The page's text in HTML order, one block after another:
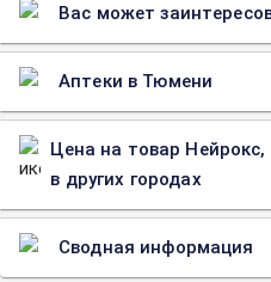
Вас может
Аптеки в Тюмени
Цена на товар
в других городах
Сводная информация